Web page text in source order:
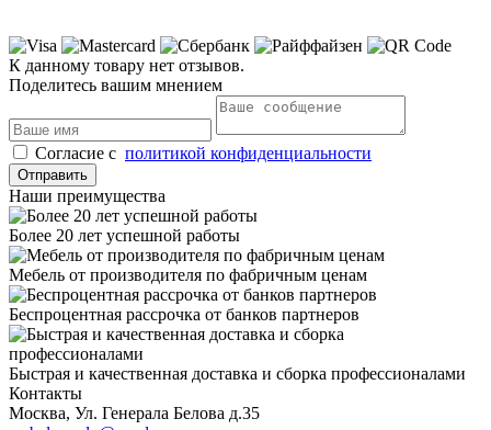
К данному товару нет отзывов.
Поделитесь вашим мнением
Cогласие с политикой конфиденциальности
Отправить
Наши преимущества
Более 20 лет успешной работы
Мебель от производителя по фабричным ценам
Беспроцентная рассрочка от банков партнеров
Быстрая и качественная доставка и сборка профессионалами
Контакты
Москва, Ул. Генерала Белова д.35